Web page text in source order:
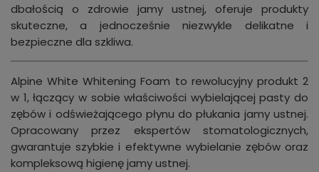
dbałością o zdrowie jamy ustnej, oferuje produkty
skuteczne, a jednocześnie niezwykle delikatne i
bezpieczne dla szkliwa.
Alpine White Whitening Foam to rewolucyjny produkt 2
w 1, łączący w sobie właściwości wybielającej pasty do
zębów i odświeżającego płynu do płukania jamy ustnej.
Opracowany przez ekspertów stomatologicznych,
gwarantuje szybkie i efektywne wybielanie zębów oraz
kompleksową higienę jamy ustnej.